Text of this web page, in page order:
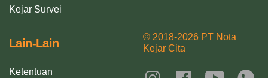
Kejar Survei
Lain-Lain
Ketentuan
© 2018-2026 PT Nota
Kejar Cita